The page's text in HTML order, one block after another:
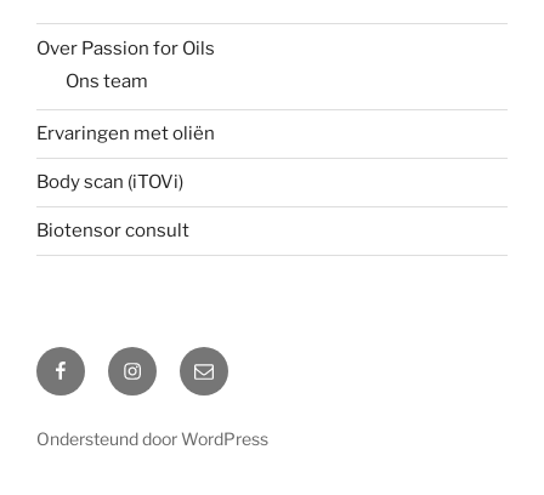
Over Passion for Oils
Ons team
Ervaringen met oliën
Body scan (iTOVi)
Biotensor consult
FacebookInstagramEmail
Ondersteund door WordPress